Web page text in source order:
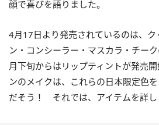
顔で喜びを語りました。
4月17日より発売されているのは、ク
ン・コンシーラー・マスカラ・チー
月下旬からはリップティントが発売
ンのメイクは、これらの日本限定色
だそう！ それでは、アイテムを詳し